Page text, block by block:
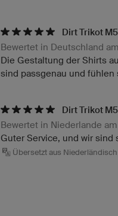
Dirt Trikot
Bewertet in Deutschland
Die Gestaltung der Shirts
sind passgenau und fühlen
Dirt Trikot
Bewertet in Niederlande
Guter Service, und wir
Übersetzt aus Niederländisch